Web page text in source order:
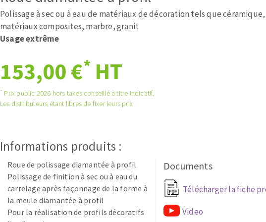
Roues diamantées à profil
Disques à lamelles diamantés
Système auto-nivelant à vis
Polissage à sec ou à eau de matériaux de décoration tels que
matériaux composites, marbre, granit
Usage extrême
153,00 €* HT
* Prix public 2026 hors taxes conseillé à titre indicatif.
Les distributeurs étant libres de fixer leurs prix
Informations produits :
Roue de polissage diamantée à profil
Polissage de finition à sec ou à eau du
carrelage après façonnage de la forme à
la meule diamantée à profil
Pour la réalisation de profils décoratifs
Documents
Télécharger la fiche
Video